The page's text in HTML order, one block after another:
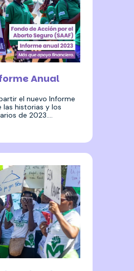
Anual
el nuevo Informe
las historias y los
de 2023.…